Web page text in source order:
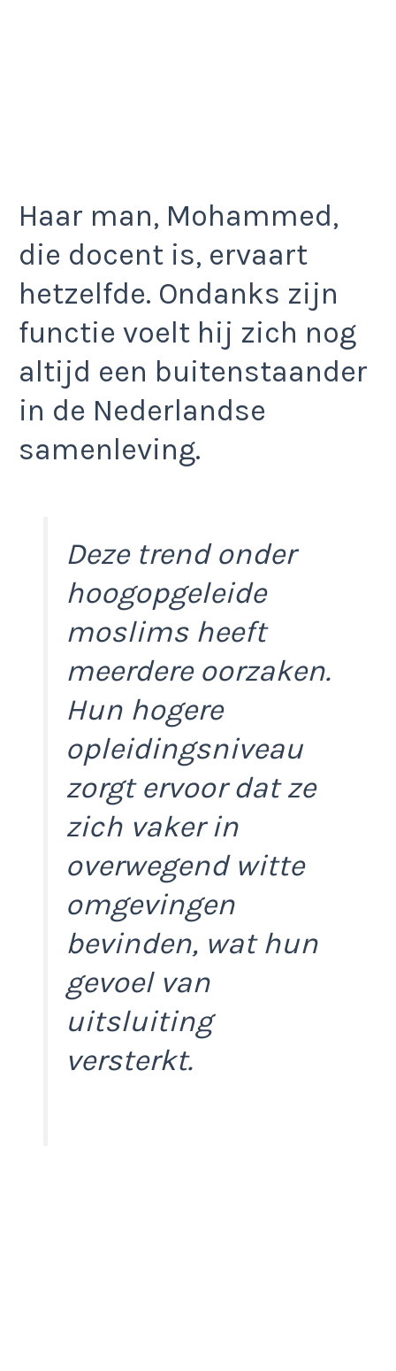
Haar man, Mohammed,
die docent is, ervaart
hetzelfde. Ondanks zijn
functie voelt hij zich nog
altijd een buitenstaander
in de Nederlandse
samenleving.
Deze trend onder
hoogopgeleide
moslims heeft
meerdere oorzaken.
Hun hogere
opleidingsniveau
zorgt ervoor dat ze
zich vaker in
overwegend witte
omgevingen
bevinden, wat hun
gevoel van
uitsluiting
versterkt.